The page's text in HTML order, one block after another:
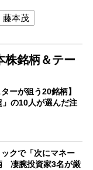
藤本茂
株銘柄＆テー
ーが狙う20銘柄】
」の10人が選んだ注
クで「次にマネー
凄腕投資家3名が厳